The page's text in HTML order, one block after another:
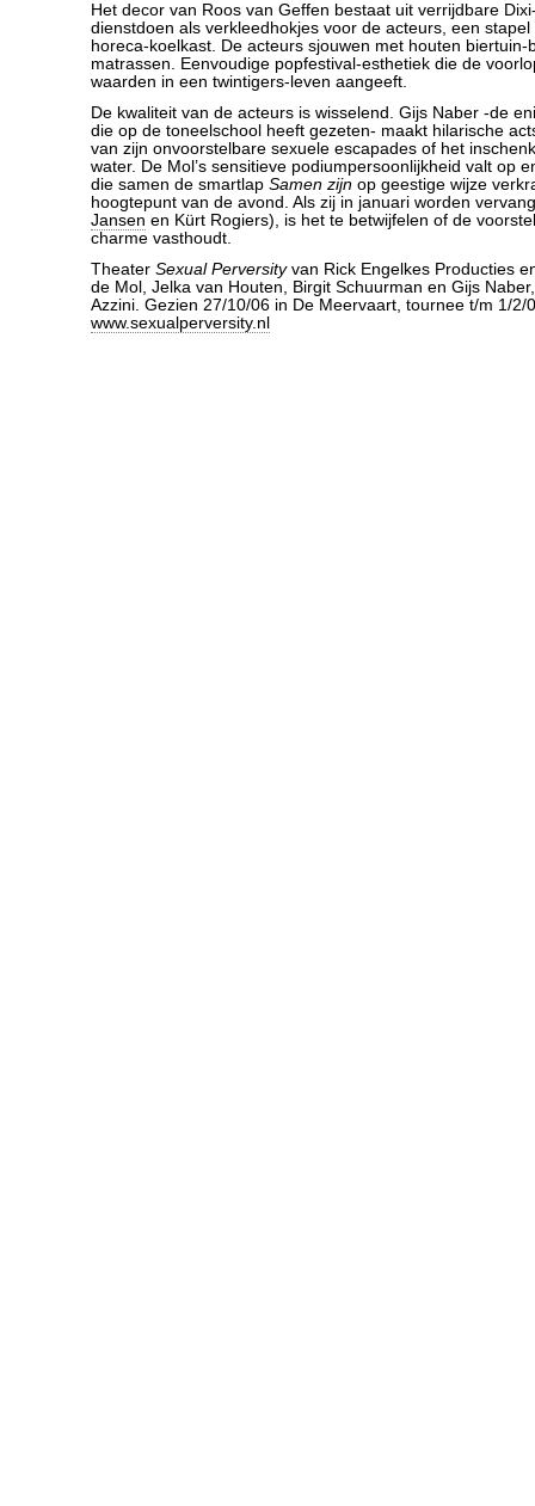
Het decor van Roos van Geffen bestaat uit verrijdbare
dienstdoen als verkleedhokjes voor de acteurs, een
horeca-koelkast. De acteurs sjouwen met houten biertuin-
matrassen. Eenvoudige popfestival-esthetiek die de
waarden in een twintigers-leven aangeeft.
De kwaliteit van de acteurs is wisselend. Gijs Naber -de
die op de toneelschool heeft gezeten- maakt hilarische
van zijn onvoorstelbare sexuele escapades of het
water. De Mol’s sensitieve podiumpersoonlijkheid valt op
die samen de smartlap Samen zijn op geestige wijze
hoogtepunt van de avond. Als zij in januari worden
Jansen en Kürt Rogiers), is het te betwijfelen of de
charme vasthoudt.
Theater Sexual Perversity van Rick Engelkes Producties
de Mol, Jelka van Houten, Birgit Schuurman en Gijs
Azzini. Gezien 27/10/06 in De Meervaart, tournee t/m 1/2/
www.sexualperversity.nl